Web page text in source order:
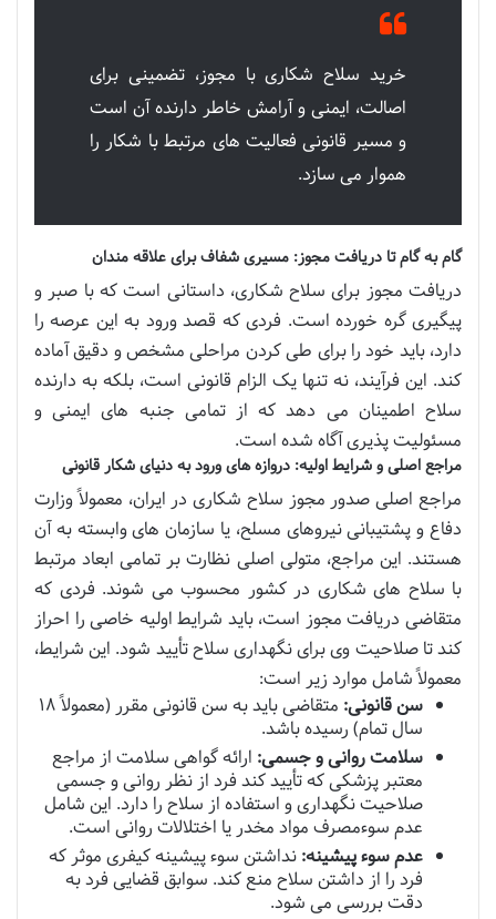
خرید سلاح شکاری با مجوز، تضمینی برای
اصالت، ایمنی و آرامش خاطر دارنده آن است
و مسیر قانونی فعالیت های مرتبط با شکار را
هموار می سازد.
گام به گام تا دریافت مجوز: مسیری شفاف برای علاقه مندان
دریافت مجوز برای سلاح شکاری، داستانی است که با صبر و
پیگیری گره خورده است. فردی که قصد ورود به این عرصه را
دارد، باید خود را برای طی کردن مراحلی مشخص و دقیق آماده
کند. این فرآیند، نه تنها یک الزام قانونی است، بلکه به دارنده
سلاح اطمینان می دهد که از تمامی جنبه های ایمنی و
مسئولیت پذیری آگاه شده است.
مراجع اصلی و شرایط اولیه: دروازه های ورود به دنیای شکار قانونی
مراجع اصلی صدور مجوز سلاح شکاری در ایران، معمولاً وزارت
دفاع و پشتیبانی نیروهای مسلح، یا سازمان های وابسته به آن
هستند. این مراجع، متولی اصلی نظارت بر تمامی ابعاد مرتبط
با سلاح های شکاری در کشور محسوب می شوند. فردی که
متقاضی دریافت مجوز است، باید شرایط اولیه خاصی را احراز
کند تا صلاحیت وی برای نگهداری سلاح تأیید شود. این شرایط،
معمولاً شامل موارد زیر است:
سن قانونی:
متقاضی باید به سن قانونی مقرر (معمولاً ۱۸
سال تمام) رسیده باشد.
سلامت روانی و جسمی: ارائه گواهی سلامت از مراجع
معتبر پزشکی که تأیید کند فرد از نظر روانی و جسمی
صلاحیت نگهداری و استفاده از سلاح را دارد. این شامل
عدم سوءمصرف مواد مخدر یا اختلالات روانی است.
عدم سوء پیشینه: نداشتن سوء پیشینه کیفری موثر که
فرد را از داشتن سلاح منع کند. سوابق قضایی فرد به
دقت بررسی می شود.